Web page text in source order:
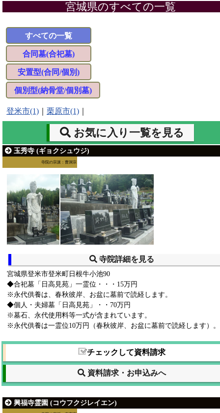
宮城県のすべての一覧
すべての一覧
合同墓(合祀墓)
安置型(合同/個別)
個別型(納骨堂/個別墓)
登米市(1) 栗原市(1)
お気に入り一覧を見る
玉秀寺 (ギョクシュウジ)
寺院の宗派：曹洞宗
寺院詳細を見る
宮城県登米市登米町日根牛小池90
◆合祀墓「日高見苑」一霊位・・・15万円
※永代供養は、春秋彼岸、お盆に墓前で読経します。
◆個人・夫婦墓「日高見苑」・・70万円
※墓石、永代使用料等一式が含まれています。
※永代供養は一霊位10万円（春秋彼岸、お盆に墓前で読経します）。
チェックして資料請求
資料請求・お申込みへ
興福寺霊園 (コウフクジレイエン)